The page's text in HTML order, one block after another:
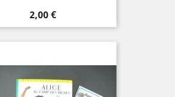
Prix
2,00 €